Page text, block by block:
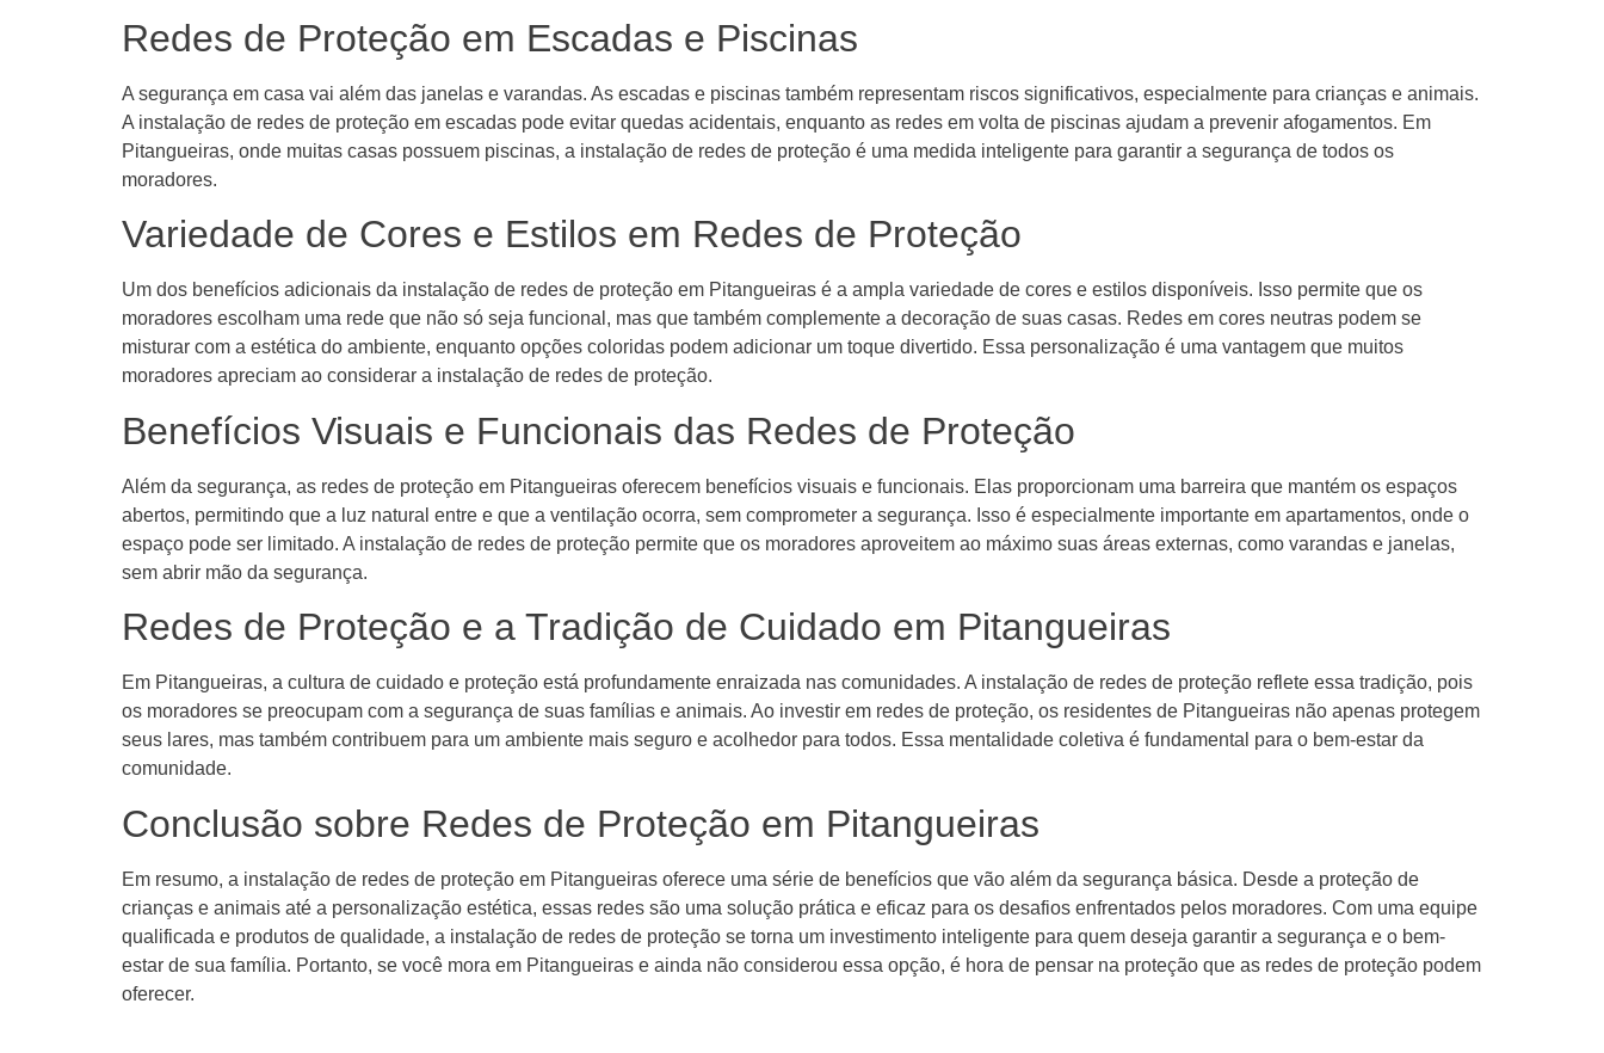
Redes de Proteção em Escadas e Piscinas
A segurança em casa vai além das janelas e varandas. As escadas e piscinas também representam riscos significativos, especialmente para crianças e animais.
A instalação de redes de proteção em escadas pode evitar quedas acidentais, enquanto as redes em volta de piscinas ajudam a prevenir afogamentos. Em
Pitangueiras, onde muitas casas possuem piscinas, a instalação de redes de proteção é uma medida inteligente para garantir a segurança de todos os
moradores.
Variedade de Cores e Estilos em Redes de Proteção
Um dos benefícios adicionais da instalação de redes de proteção em Pitangueiras é a ampla variedade de cores e estilos disponíveis. Isso permite que os
moradores escolham uma rede que não só seja funcional, mas que também complemente a decoração de suas casas. Redes em cores neutras podem se
misturar com a estética do ambiente, enquanto opções coloridas podem adicionar um toque divertido. Essa personalização é uma vantagem que muitos
moradores apreciam ao considerar a instalação de redes de proteção.
Benefícios Visuais e Funcionais das Redes de Proteção
Além da segurança, as redes de proteção em Pitangueiras oferecem benefícios visuais e funcionais. Elas proporcionam uma barreira que mantém os espaços
abertos, permitindo que a luz natural entre e que a ventilação ocorra, sem comprometer a segurança. Isso é especialmente importante em apartamentos, onde o
espaço pode ser limitado. A instalação de redes de proteção permite que os moradores aproveitem ao máximo suas áreas externas, como varandas e janelas,
sem abrir mão da segurança.
Redes de Proteção e a Tradição de Cuidado em Pitangueiras
Em Pitangueiras, a cultura de cuidado e proteção está profundamente enraizada nas comunidades. A instalação de redes de proteção reflete essa tradição, pois
os moradores se preocupam com a segurança de suas famílias e animais. Ao investir em redes de proteção, os residentes de Pitangueiras não apenas protegem
seus lares, mas também contribuem para um ambiente mais seguro e acolhedor para todos. Essa mentalidade coletiva é fundamental para o bem-estar da
comunidade.
Conclusão sobre Redes de Proteção em Pitangueiras
Em resumo, a instalação de redes de proteção em Pitangueiras oferece uma série de benefícios que vão além da segurança básica. Desde a proteção de
crianças e animais até a personalização estética, essas redes são uma solução prática e eficaz para os desafios enfrentados pelos moradores. Com uma equipe
qualificada e produtos de qualidade, a instalação de redes de proteção se torna um investimento inteligente para quem deseja garantir a segurança e o bem-
estar de sua família. Portanto, se você mora em Pitangueiras e ainda não considerou essa opção, é hora de pensar na proteção que as redes de proteção podem
oferecer.